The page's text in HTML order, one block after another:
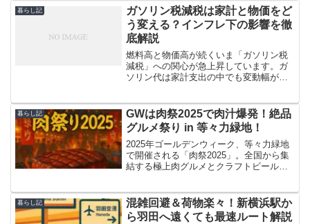
ま積み立てると、税制メリットを取りこ
ぼしたり、流動性の...
暮らし記
ガソリン税減税は家計と物価をど
う変える？インフレ下の影響を徹
底解説
燃料高と物価高が続くいま「ガソリン税
減税」への関心が急上昇しています。ガ
ソリン代は家計支出の中でも変動幅が大
定税率を廃止し、本則税率のみとする方
針を打ち出しました。値下...
暮らし記
GWは肉祭2025で肉汁爆発！絶品
グルメ祭り in 等々力緑地！
2025年ゴールデンウィーク、等々力緑地
で開催される「肉祭2025」。全国から集
結する極上肉グルメとクラフトビール、
介！"
暮らし記
混雑回避＆荷物楽々！新横浜駅か
ら羽田へ遠くても最速ルート解説